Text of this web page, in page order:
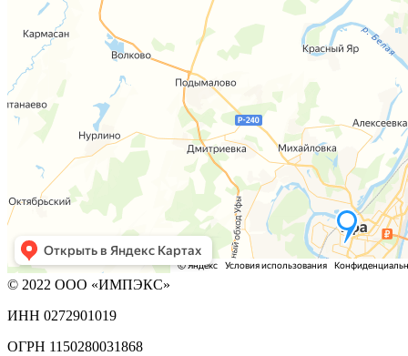
© 2022 ООО «ИМПЭКС»
ИНН 0272901019
ОГРН 1150280031868